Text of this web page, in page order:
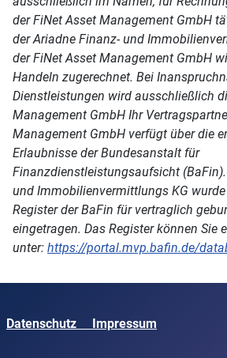
der FiNet Asset Management GmbH
der Ariadne Finanz- und
der FiNet Asset Management GmbH
Handeln zugerechnet. Bei
Dienstleistungen wird ausschließlich
Management GmbH Ihr
Management GmbH verfügt über die
Erlaubnisse der Bundesanstalt für
Finanzdienstleistungsaufsicht
und Immobilienvermittlungs KG
Register der BaFin für vertraglich
eingetragen. Das Register können Sie
unter: https://portal.mvp.bafin.de/
Datenschutz Impressum